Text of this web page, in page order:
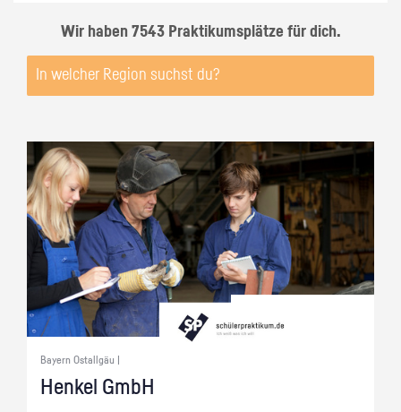
Wir haben 7543 Praktikumsplätze für dich.
Bayern Ostallgäu |
Hen­kel GmbH